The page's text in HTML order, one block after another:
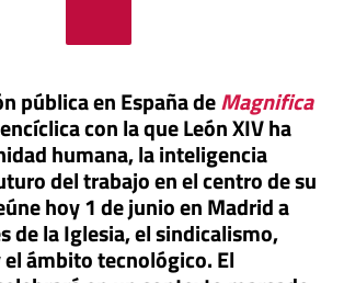
pública en España deMagnifica
con la que León XIV ha
humana, la inteligencia
del trabajo en el centro de su
hoy 1 de junio en Madrid a
de la Iglesia, el sindicalismo,
ámbito tecnológico. El